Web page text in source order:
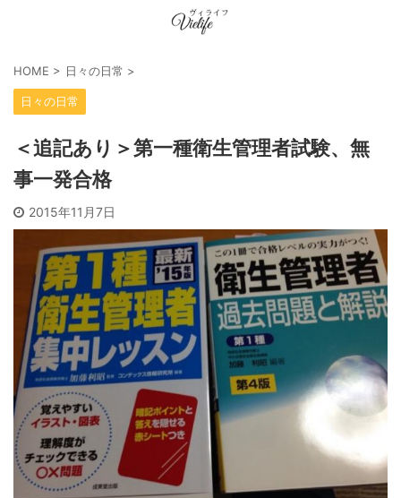
HOME > 日々の日常 >
日々の日常
＜追記あり＞第一種衛生管理者試験、無
事一発合格
2015年11月7日